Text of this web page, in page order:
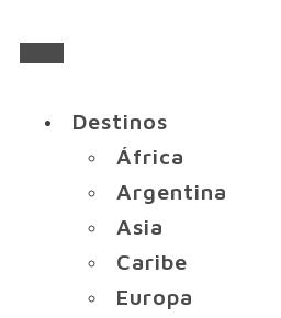
Destinos
África
Argentina
Asia
Caribe
Europa